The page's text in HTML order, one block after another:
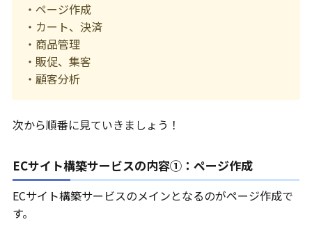
・ページ作成
・カート、決済
・商品管理
・販促、集客
・顧客分析
次から順番に見ていきましょう！
ECサイト構築サービスの内容①：ページ作成
ECサイト構築サービスのメインとなるのがページ作成で
す。